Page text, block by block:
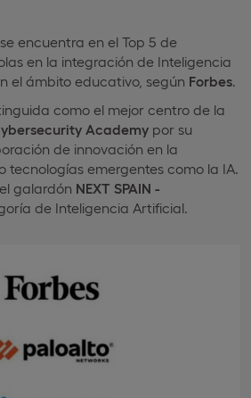
encuentra en el Top 5 de
en la integración de Inteligencia
el ámbito educativo, según Forbes
como el mejor centro de la
Academy por su
de innovación en la
tecnologías emergentes como la IA.
galardón NEXT SPAIN -
de Inteligencia Artificial.